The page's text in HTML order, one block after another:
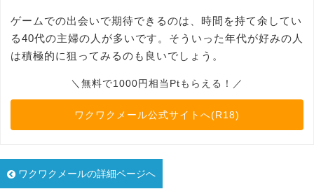
ゲームでの出会いで期待できるのは、時間を持て余してい
る40代の主婦の人が多いです。そういった年代が好みの人
は積極的に狙ってみるのも良いでしょう。
＼無料で1000円相当Ptもらえる！／
ワクワクメール公式サイトへ(R18)
ワクワクメールの詳細ページへ